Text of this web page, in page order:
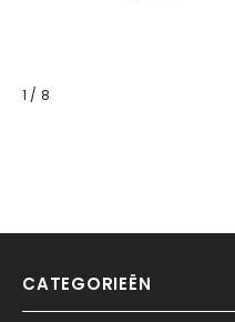
1 / van
8
CATEGORIEËN